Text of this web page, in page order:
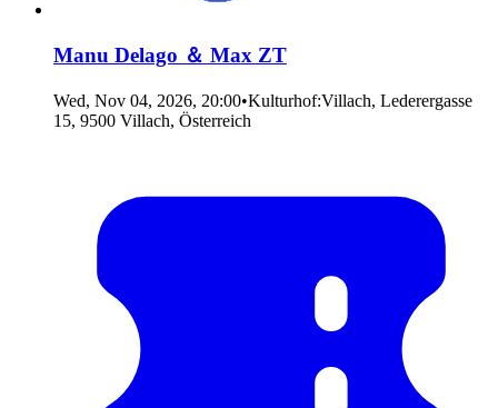
Manu Delago ＆ Max ZT
Wed, Nov 04, 2026, 20:00•Kulturhof:Villach, Lederergasse
15, 9500 Villach, Österreich